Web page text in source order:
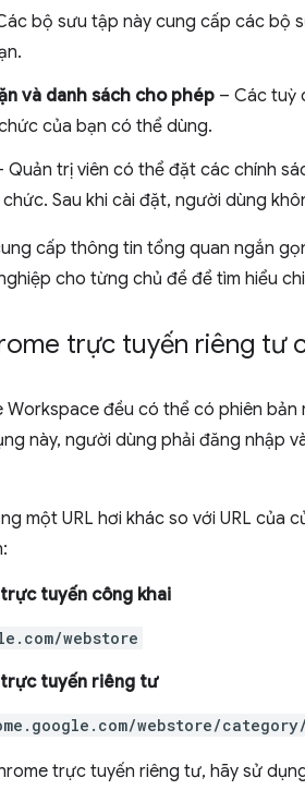
bộ sưu tập này cung cấp các bộ
và danh sách cho phép – Các tuỳ
của bạn có thể dùng.
Quản trị viên có thể đặt các chính
Sau khi cài đặt, người dùng
cấp thông tin tổng quan ngắn
cho từng chủ đề để tìm hiểu
trực tuyến riêng tư
đều có thể có phiên
này, người dùng phải đăng nhập
một URL hơi khác so với URL của
tuyến công khai
webstore
tuyến riêng tư
webstore/
trực tuyến riêng tư, hãy sử